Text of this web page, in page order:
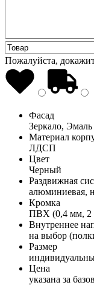
Пожалуйста,
Фасад
Зеркало, Эмаль
Материал
ЛДСП
Цвет
Черный
Раздвижная
алюминиевая,
Кромка
ПВХ (0,4 мм, 2
Внутреннее
на выбор
Размер
Цена
указана за